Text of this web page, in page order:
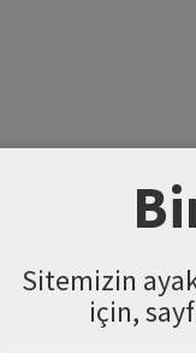
Sitemizin
için,